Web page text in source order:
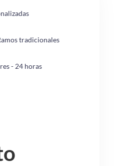
tradicionales
- 24 horas